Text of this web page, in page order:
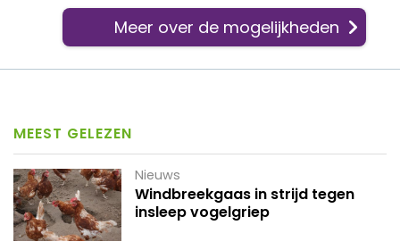
Meer over de mogelijkheden
MEEST GELEZEN
Nieuws
Windbreekgaas in strijd tegen
insleep vogelgriep